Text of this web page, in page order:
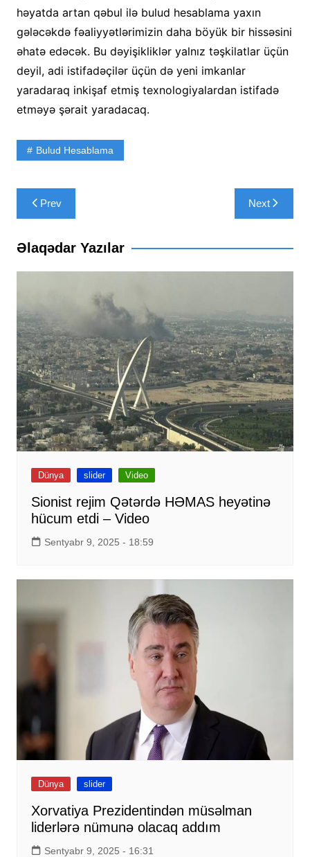
həyatda artan qəbul ilə bulud hesablama yaxın
gələcəkdə fəaliyyətlərimizin daha böyük bir hissəsini
əhatə edəcək. Bu dəyişikliklər yalnız təşkilatlar üçün
deyil, adi istifadəçilər üçün də yeni imkanlar
yaradaraq inkişaf etmiş texnologiyalardan istifadə
etməyə şərait yaradacaq.
Bulud Hesablama
Yazı
naviqasiyası
Prev Next
Əlaqədar Yazılar
Dünya slider Video
Sionist rejim Qətərdə HƏMAS heyətinə
hücum etdi – Video
Sentyabr 9, 2025 - 18:59
Dünya slider
Xorvatiya Prezidentindən müsəlman
liderlərə nümunə olacaq addım
Sentyabr 9, 2025 - 16:31